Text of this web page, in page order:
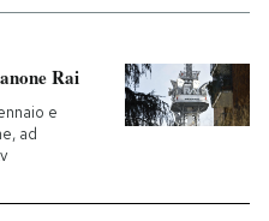
Altrecose
Mondiali calcio 2026
Rai
e
ad